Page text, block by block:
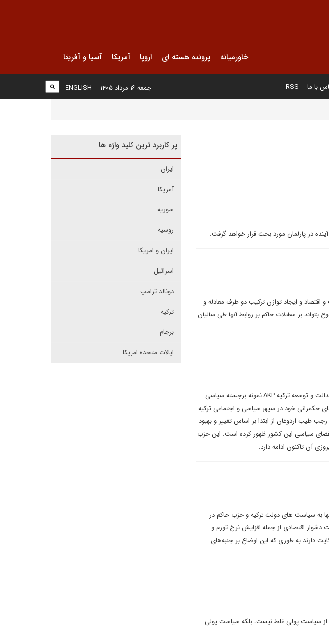
خاورمیانه پرونده هسته ای اروپا آمریکا آسیا و آفریقا
با ما RSS
ENGLISH جمعه ۱۶ مرداد ۱۴۰۵
در پارلمان مورد بحث قرار خواهد گرفت.
اقتصاد و ایجاد توازن ترکیب دو طرف معادله و
بر معادلات حاکم بر روابط آنها طی سالیان
اسلام ذوالقدرپور در یادداشتی برای دیپلماسی ایرانی می نویسد: دولت حزب عدالت و توسعه ترکیه AKP نمونه برجسته سیاسی
حکمرانی خود در سپهر سیاسی و اجتماعی ترکیه
طیب اردوغان از ابتدا بر اساس تغییر و بهبود
فضای سیاسی این کشور ظهور کرده است. این حزب
به سیاست های دولت ترکیه و حزب حاکم در
دشوار اقتصادی از جمله افزایش نرخ تورم و
دارند به طوری که این اوضاع بر جنبه‌های
از سیاست پولی غلط نیست، بلکه سیاست پولی
پر کاربرد ترین کلید واژه ها
ایران
آمریکا
سوریه
روسیه
ایران و امریکا
اسرائیل
دونالد ترامپ
ترکیه
برجام
ایالات متحده امریکا